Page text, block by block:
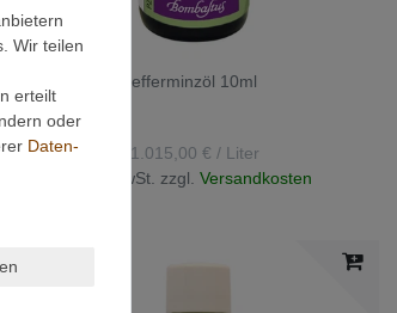
Bombastus Pfefferminzöl 10ml
10,15 € *
10 Milliliter
| 1.015,00 € / Liter
inkl. ges. MwSt. zzgl.Versandkosten
Wir teilen
erteilt
oder
Daten­